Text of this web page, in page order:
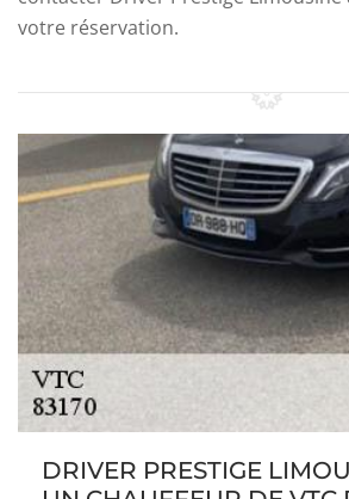
votre réservation.
DRIVER PRESTIGE